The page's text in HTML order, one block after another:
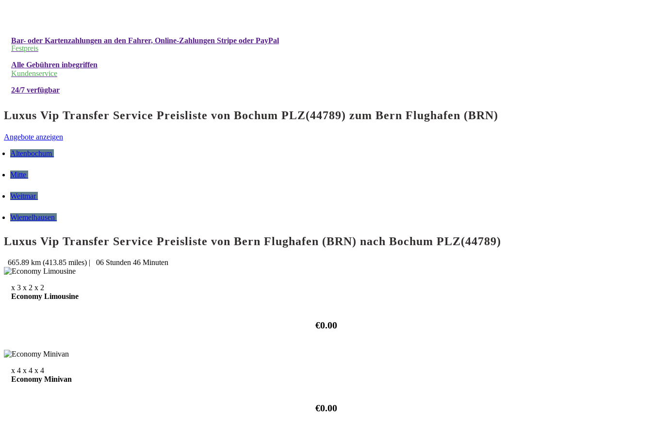
Bar- oder Kartenzahlungen an den Fahrer, Online-Zahlungen Stripe oder PayPal
Festpreis
Alle Gebühren inbegriffen
Kundenservice
24/7 verfügbar
Luxus Vip Transfer Service Preisliste von Bochum PLZ(44789) zum Bern Flughafen (BRN)
Angebote anzeigen
Altenbochum
Mitte
Weitmar
Wiemelhausen
Luxus Vip Transfer Service Preisliste von Bern Flughafen (BRN) nach Bochum PLZ(44789)
665.89 km (413.85 miles) | 06 Stunden 46 Minuten
x 3 x 2 x 2
Economy Limousine
€0.00
x 4 x 4 x 4
Economy Minivan
€0.00